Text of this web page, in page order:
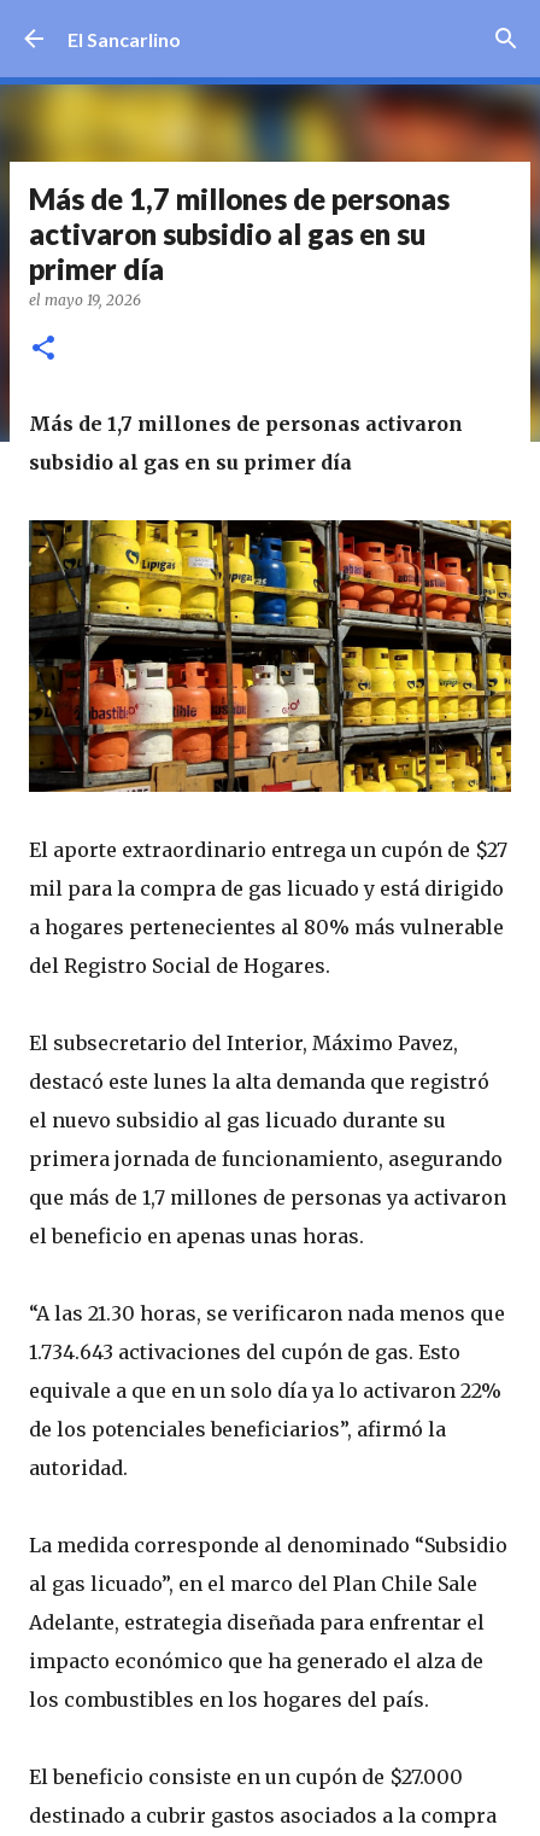
El Sancarlino
Más de 1,7 millones de personas
activaron subsidio al gas en su
primer día
el mayo 19, 2026
Más de 1,7 millones de personas activaron
subsidio al gas en su primer día
El aporte extraordinario entrega un cupón de $27
mil para la compra de gas licuado y está dirigido
a hogares pertenecientes al 80% más vulnerable
del Registro Social de Hogares.
El subsecretario del Interior, Máximo Pavez,
destacó este lunes la alta demanda que registró
el nuevo subsidio al gas licuado durante su
primera jornada de funcionamiento, asegurando
que más de 1,7 millones de personas ya activaron
el beneficio en apenas unas horas.
“A las 21.30 horas, se verificaron nada menos que
1.734.643 activaciones del cupón de gas. Esto
equivale a que en un solo día ya lo activaron 22%
de los potenciales beneficiarios”, afirmó la
autoridad.
La medida corresponde al denominado “Subsidio
al gas licuado”, en el marco del Plan Chile Sale
Adelante, estrategia diseñada para enfrentar el
impacto económico que ha generado el alza de
los combustibles en los hogares del país.
El beneficio consiste en un cupón de $27.000
destinado a cubrir gastos asociados a la compra